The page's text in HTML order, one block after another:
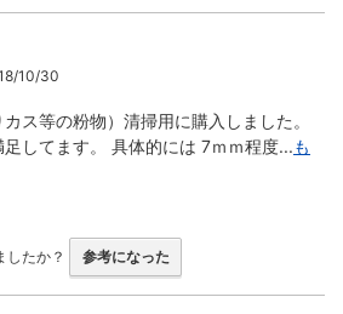
5
10/30
ス等の粉物）清掃用に購入しました。
してます。 具体的には 7ｍｍ程度...も
したか？ 参考になった